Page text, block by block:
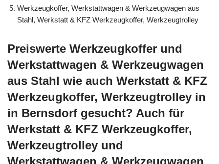
Werkzeugkoffer, Werkstattwagen & Werkzeugwagen aus
Stahl, Werkstatt & KFZ Werkzeugkoffer, Werkzeugtrolley
Preiswerte Werkzeugkoffer und
Werkstattwagen & Werkzeugwagen
aus Stahl wie auch Werkstatt & KFZ
Werkzeugkoffer, Werkzeugtrolley in
in Bernsdorf gesucht? Auch für
Werkstatt & KFZ Werkzeugkoffer,
Werkzeugtrolley und
Werkstattwagen & Werkzeugwagen